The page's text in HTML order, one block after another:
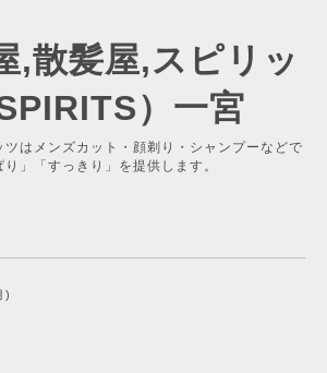
,散髪屋,スピリッ
）一宮
はメンズカット・顔剃り・シャンプーなどで
り」「すっきり」を提供します。
)